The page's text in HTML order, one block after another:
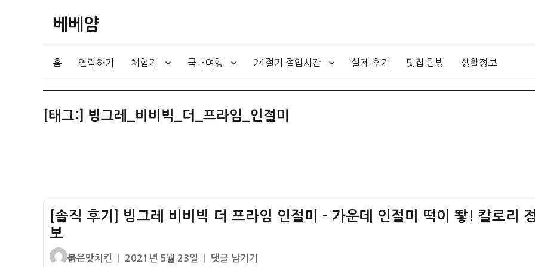
베베얌
홈 연락하기 체험기 국내여행 24절기 절입시간 실제 후기 맛집 탐방 생활정보
[태그:] 빙그레_비비빅_더_프라임_인절미
[솔직 후기] 빙그레 비비빅 더 프라임 인절미 – 가운데 인절미 떡이 뙇! 칼로리 정
보
글
붉은맛치킨
작
2021년 5월 23일
[솔
댓글 남기기